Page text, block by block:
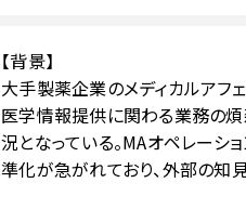
【背景】
大手製薬企業のメディカルアフ
医学情報提供に関わる業務の
況となっている。MAオペレーシ
準化が急がれており、外部の知